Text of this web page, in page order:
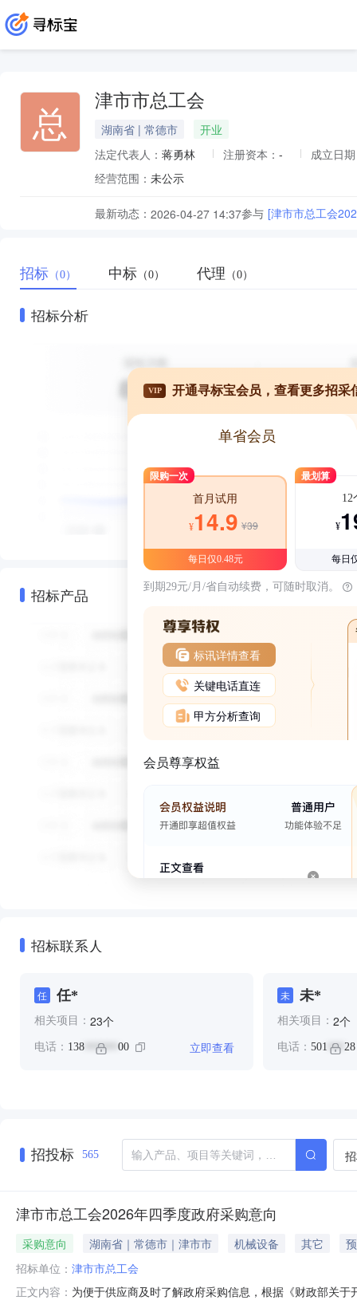
总 津市市总工会
湖南省 | 常德市
开业
法定代表人： 蒋勇林 注册资本： -
成立日
经营范围： 未公示
最新动态： 2026-04-27 14:37参与 [津市市总工会
招标 （0） 中标 （0） 代理 （0）
招标分析
招标产品
VIP 开通寻标宝会员，查看更多招采
单省会员
限购一次
首月试用
¥14.9 ¥39
每日仅0.48元
最划算
12
¥
每日
到期29元/月/省自动续费，可随时取消。
标讯详情查看
关键电话直连
甲方分析查询
会员尊享权益
招标联系人
任 任*
相关项目： 23个
电话： 138 ****** 00 立即查看
未 未*
相关项目： 2个
电话： 501 *** 28
招投标 565
津市市总工会2026年四季度政府采购意向
采购意向 湖南省｜常德市｜津市市 机械设备 其它
招标单位： 津市市总工会
正文内容： 为便于供应商及时了解政府采购信息，根据《财政部关